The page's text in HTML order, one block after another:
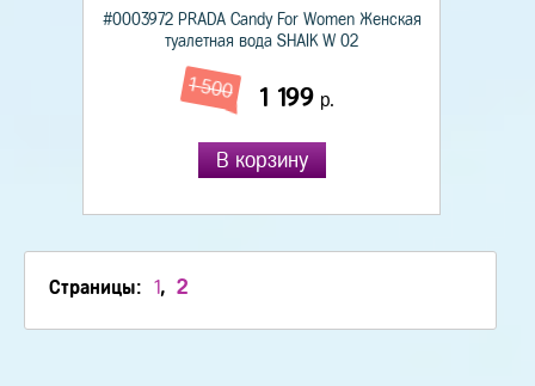
#0003972 PRADA Candy For Women Женская
туалетная вода SHAIK W 02
1 500 1 199 р.
В корзину
Страницы: 1, 2